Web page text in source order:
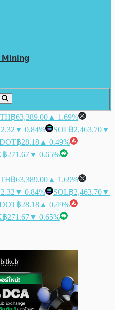
฿63,389.00 ▲ 1.69%
▼ 0.84% SOL฿2,463.70▼
DOT฿28.18 ▲ 0.49%
฿271.67▼ 0.65%
฿63,389.00 ▲ 1.69%
▼ 0.84% SOL฿2,463.70▼
DOT฿28.18 ▲ 0.49%
฿271.67▼ 0.65%